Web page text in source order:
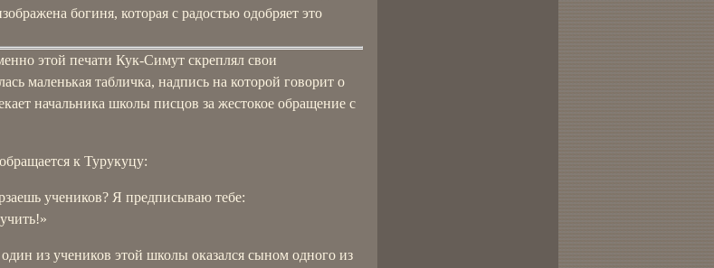
богиня, которая с радостью одобряет это
этой печати Кук-Симут скреплял свои
маленькая табличка, надпись на которой говорит о
начальника школы писцов за жестокое обращение с
к Турукуцу:
учеников? Я предписываю тебе:
из учеников этой школы оказался сыном одного из